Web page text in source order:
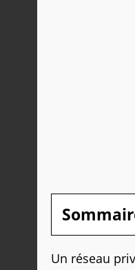
Un réseau